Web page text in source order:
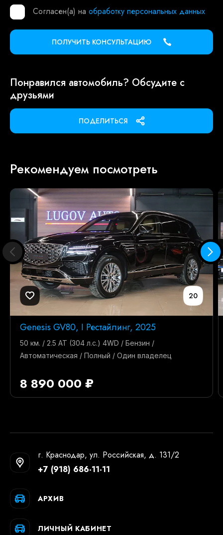
Согласен(а) на обработку персональных данных
ПОЛУЧИТЬ КОНСУЛЬТАЦИЮ
Понравился автомобиль? Обсудите с
друзьями
ПОДЕЛИТЬСЯ
Рекомендуем посмотреть
20
Genesis GV80, I Рестайлинг, 2025
50 км. / 2.5 AT (304 л.с.) 4WD / Бензин /
Автоматическая / Полный / Один владелец
8 890 000 ₽
г. Краснодар, ул. Российская, д. 131/2
+7 (918) 686-11-11
АРХИВ
ЛИЧНЫЙ КАБИНЕТ